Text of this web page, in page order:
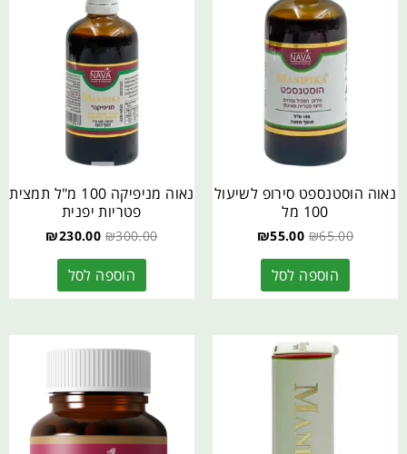
נאוה הוסטנספט סירופ לשיעול
100 מל
₪65.00
₪55.00
הוספה לסל
נאוה מניפיקה 100 מ"ל תמצית
פטריות יפנית
₪300.00
₪230.00
הוספה לסל